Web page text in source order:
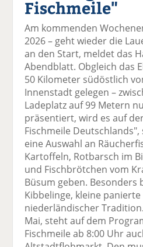
Fischmeile"
Am kommenden
2026 – geht wieder die
an den Start, meldet das
Abendblatt. Obgleich das
50 Kilometer südöstlich
Innenstadt gelegen –
Ladeplatz auf 99 Metern
präsentiert, wird es auf
Fischmeile
eine Auswahl an
Kartoffeln, Rotbarsch im
und Fischbrötchen vom
Büsum geben. Besonders
Kibbelinge, kleine
niederländischer
Mai, steht auf dem
Fischmeile ab 8:00 Uhr